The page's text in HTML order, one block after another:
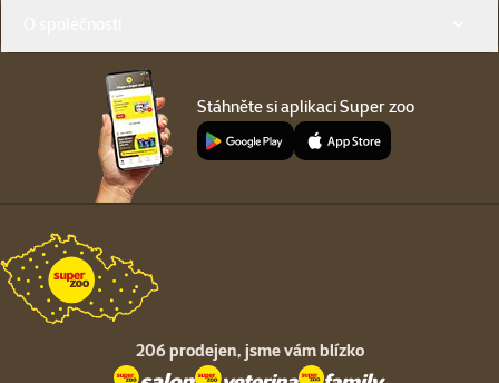
Stáhněte si aplikaci Super zoo
206 prodejen, jsme vám blízko